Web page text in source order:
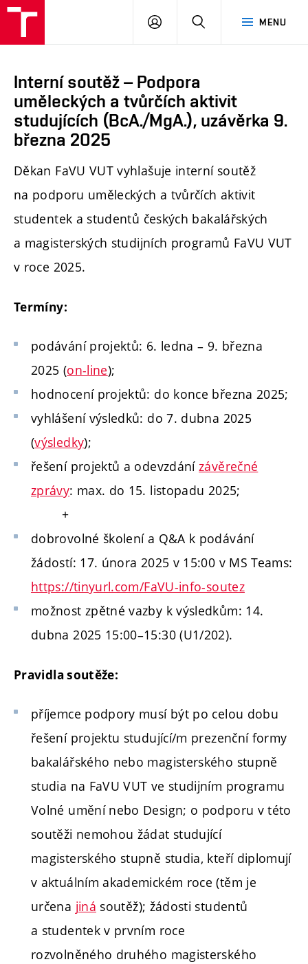
MENU
PŘIHLÁSIT
Interní soutěž – Podpora
uměleckých a tvůrčích aktivit
studujících (BcA./MgA.), uzávěrka 9.
března 2025
Děkan FaVU VUT vyhlašuje interní soutěž
na podporu uměleckých a tvůrčích aktivit
studentek a studentů českých bakalářských
a magisterských studijních programů FaVU VUT
v roce 2025.
Termíny:
podávání projektů: 6. ledna – 9. března
2025 (on-line);
hodnocení projektů: do konce března 2025;
vyhlášení výsledků: do 7. dubna 2025
(výsledky);
řešení projektů a odevzdánízávěrečné
zprávy: max. do 15. listopadu 2025;
+
dobrovolné školení a Q&A k podávání
žádostí: 17. února 2025 v 15:00 v MS Teams:
https://tinyurl.com/FaVU-info-soutez
možnost zpětné vazby k výsledkům: 14.
dubna 2025 15:00–15:30 (U1/202).
Pravidla soutěže:
příjemce podpory musí být po celou dobu
řešení projektu studující/m prezenční formy
bakalářského nebo magisterského stupně
studia na FaVU VUT ve studijním programu
Volné umění nebo Design; o podporu v této
soutěži nemohou žádat studující
magisterského stupně studia, kteří diplomují
v aktuálním akademickém roce (těm je
určena jiná soutěž); žádosti studentů
a studentek v prvním roce
rozvolněného druhého magisterského